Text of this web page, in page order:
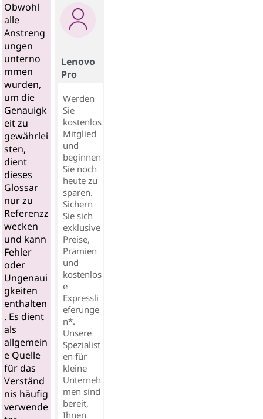
Obwohl
alle
Anstreng
ungen
unterno
mmen
wurden,
um die
Genauigk
eit zu
gewährlei
sten,
dient
dieses
Glossar
nur zu
Referenzz
wecken
und kann
Fehler
oder
Ungenaui
gkeiten
enthalten
. Es dient
als
allgemein
e Quelle
für das
Verständ
nis häufig
verwende
Lenovo
Pro
Werden
Sie
kostenlos
Mitglied
und
beginnen
Sie noch
heute zu
sparen.
Sichern
Sie sich
exklusive
Preise,
Prämien
und
kostenlos
e
Expressli
eferunge
n*.
Unsere
Spezialist
en für
kleine
Unterneh
men sind
bereit,
Ihnen